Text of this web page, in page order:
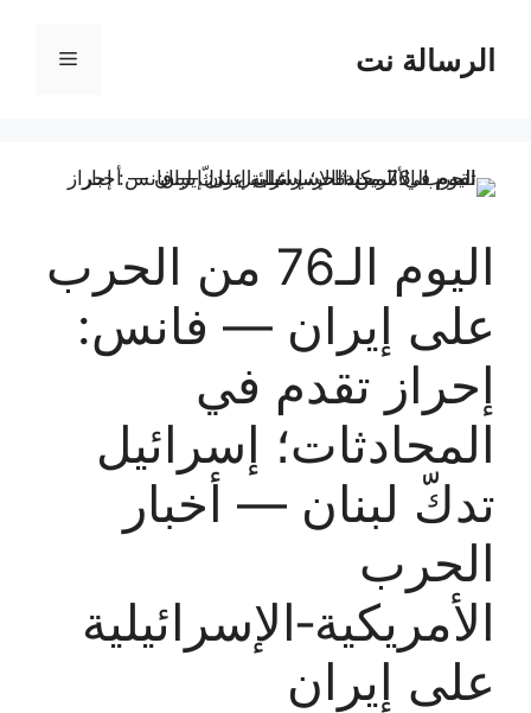
المحتوىالرسالة نت القائمة
اليوم الـ76 من الحرب
على إيران — فانس:
إحراز تقدم في
المحادثات؛ إسرائيل
تدكّ لبنان — أخبار
الحرب
الأمريكية‑الإسرائيلية
على إيران